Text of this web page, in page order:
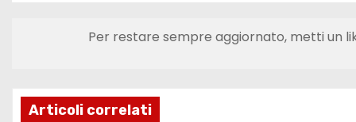
g
Per restare sempre aggiornato, metti un
Articoli correlati